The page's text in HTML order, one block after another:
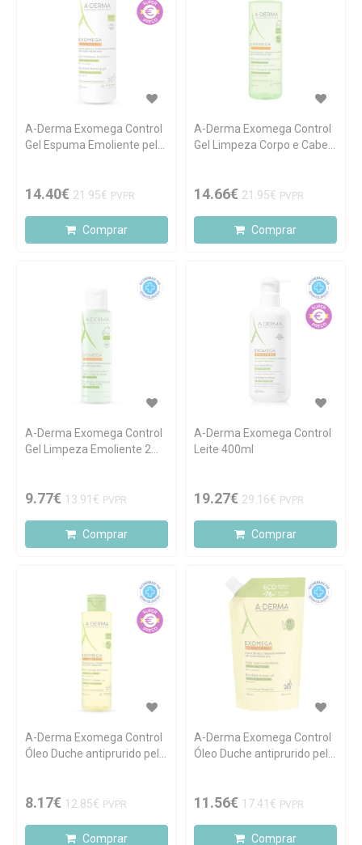
A-Derma Exomega Control
Gel Espuma Emoliente pele
14.40€ 21.95€ PVPR
Comprar
A-Derma Exomega Control
Gel Limpeza Corpo e Cabelo
14.66€ 21.95€ PVPR
Comprar
A-Derma Exomega Control
Gel Limpeza Emoliente 2
9.77€ 13.91€ PVPR
Comprar
A-Derma Exomega Control
Leite 400ml
19.27€ 29.16€ PVPR
Comprar
A-Derma Exomega Control
Óleo Duche antiprurido pele
8.17€ 12.85€ PVPR
Comprar
A-Derma Exomega Control
Óleo Duche antiprurido pele
11.56€ 17.41€ PVPR
Comprar